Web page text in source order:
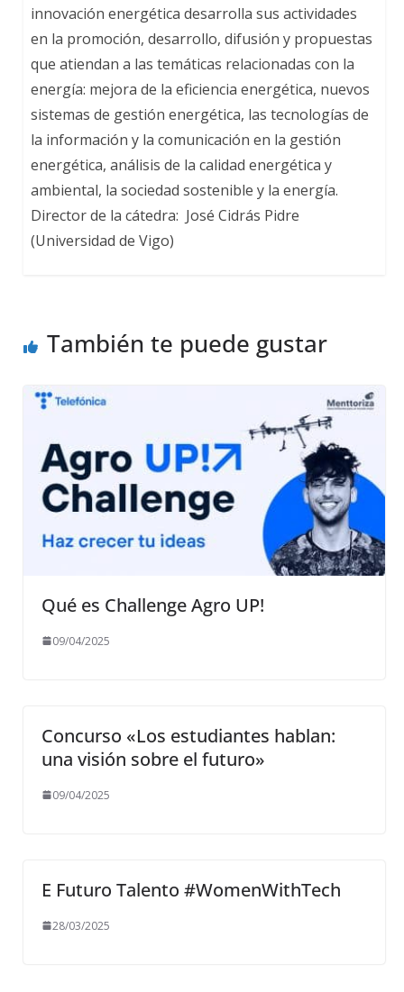
innovación energética desarrolla sus actividades
en la promoción, desarrollo, difusión y propuestas
que atiendan a las temáticas relacionadas con la
energía: mejora de la eficiencia energética, nuevos
sistemas de gestión energética, las tecnologías de
la información y la comunicación en la gestión
energética, análisis de la calidad energética y
ambiental, la sociedad sostenible y la energía.
Director de la cátedra: José Cidrás Pidre
(Universidad de Vigo)
También te puede gustar
Qué es Challenge Agro UP!
09/04/2025
Concurso «Los estudiantes hablan:
una visión sobre el futuro»
09/04/2025
E Futuro Talento #WomenWithTech
28/03/2025